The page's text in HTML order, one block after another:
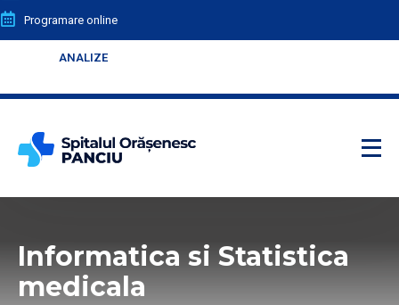
Programare online
ANALIZE
Informatica si Statistica
medicala